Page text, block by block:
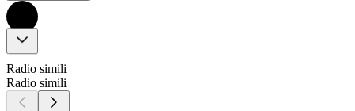
Radio simili
Radio simili